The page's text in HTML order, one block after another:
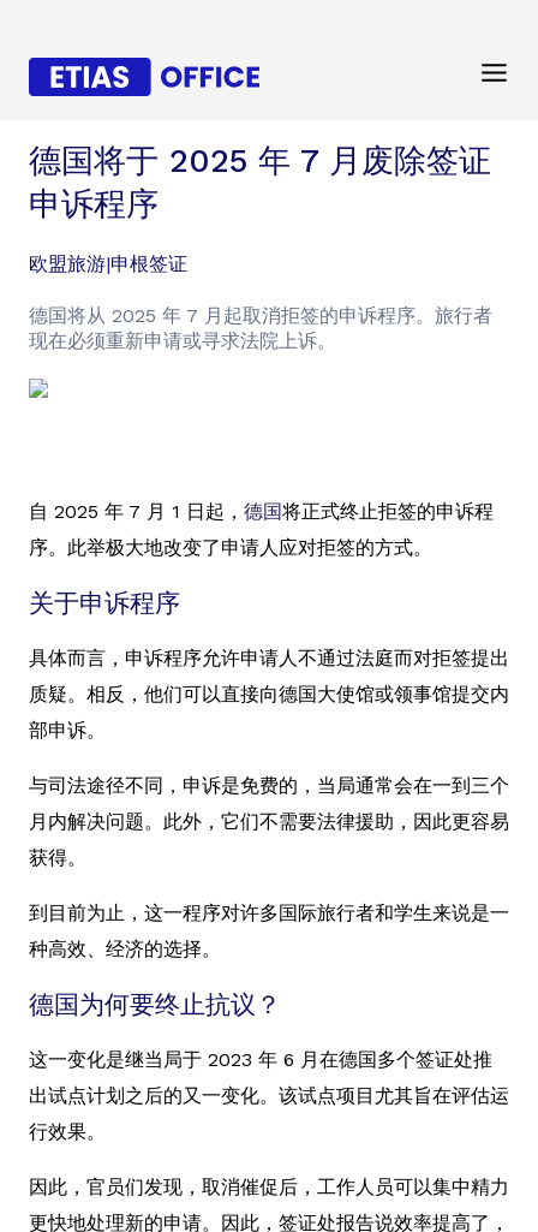
德国将于 2025 年 7 月废除签证
申诉程序
欧盟旅游|申根签证
德国将从 2025 年 7 月起取消拒签的申诉程序。旅行者
现在必须重新申请或寻求法院上诉。
自 2025 年 7 月 1 日起， 德国将正式终止拒签的申诉程
序。此举极大地改变了申请人应对拒签的方式。
关于申诉程序
具体而言，申诉程序允许申请人不通过法庭而对拒签提出
质疑。相反，他们可以直接向德国大使馆或领事馆提交内
部申诉。
与司法途径不同，申诉是免费的，当局通常会在一到三个
月内解决问题。此外，它们不需要法律援助，因此更容易
获得。
到目前为止，这一程序对许多国际旅行者和学生来说是一
种高效、经济的选择。
德国为何要终止抗议？
这一变化是继当局于 2023 年 6 月在德国多个签证处推
出试点计划之后的又一变化。该试点项目尤其旨在评估运
行效果。
因此，官员们发现，取消催促后，工作人员可以集中精力
更快地处理新的申请。因此，签证处报告说效率提高了，